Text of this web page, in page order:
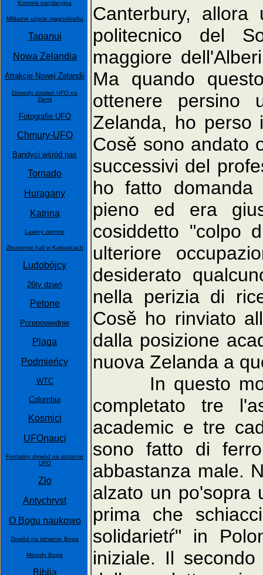
Komora oscylacyjna
Militarne użycie magnokraftu
Tapanui
Nowa Zelandia
Atrakcje Nowej Zelandii
Dowody działań UFO na
Ziemi
Fotografie UFO
Chmury-UFO
Bandyci wśród nas
Tornado
Huragany
Katrina
Lawiny ziemne
Zburzenie hali w Katowicach
Ludobójcy
26ty dzień
Petone
Przepowiednie
Plaga
Podmieńcy
WTC
Columbia
Kosmici
UFOnauci
Formalny dowód na istnienie
UFO
Zło
Antychryst
O Bogu naukowo
Dowód na istnienie Boga
Metody Boga
Biblia
Canterbury,
politecnico del
maggiore
Ma quando
ottenere persino
Zelanda, ho perso
Cosě sono andato
successivi del
ho fatto
pieno ed era
cosiddetto "colpo
ulteriore
desiderato
nella perizia di
Cosě ho rinviato
dalla posizione
nuova Zelanda a
In questo
completato tre
academic e tre
sono fatto di
abbastanza male.
alzato un po'sopra
prima che
solidarietŕ" in
iniziale. Il